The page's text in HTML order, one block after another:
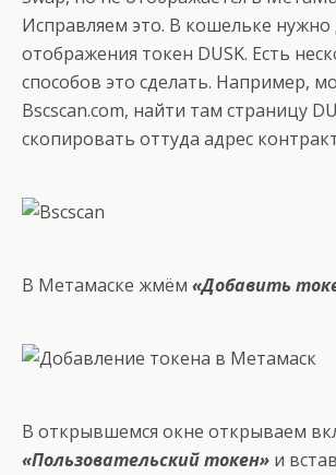
Исправляем это. В кошельке нужно
отображения токен DUSK. Есть
способов это сделать. Например,
Bscscan.com, найти там страницу
скопировать оттуда адрес
В Метамаске жмём «Добавить
В открывшемся окне открываем
«Пользовательский токен» и